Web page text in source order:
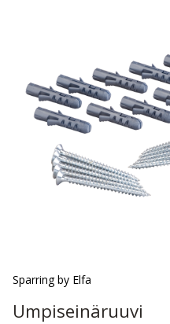
Sparring by Elfa
Umpiseinäruuvi